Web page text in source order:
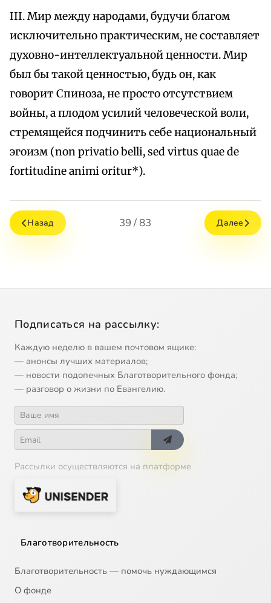
III. Мир между народами, будучи благом
исключительно практическим, не составляет
духовно-интеллектуальной ценности. Мир
был бы такой ценностью, будь он, как
говорит Спиноза, не просто отсутствием
войны, а плодом усилий человеческой воли,
стремящейся подчинить себе национальный
эгоизм (non privatio belli, sed virtus quae de
fortitudine animi oritur*).
Назад 39 / 83 Далее
Подписаться на рассылку:
Каждую неделю в вашем почтовом ящике:
— анонсы лучших материалов;
— новости подопечных Благотворительного фонда;
— разговор о жизни по Евангелию.
Рассылки осуществляются на платформе
Благотворительность
Благотворительность — помочь нуждающимся
О фонде